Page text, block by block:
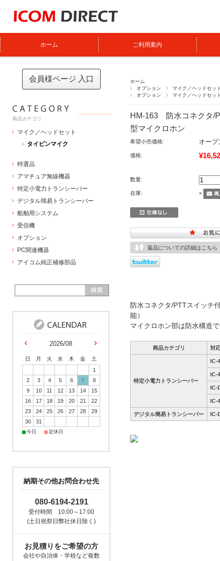
ホーム ご利用案内
ホーム
オプション
マイク／ヘッドセッ
オプション
マイク／ヘッドセッ
HM-163 防水コネクタ/
型マイクロホン
希望小売価格: オープ
価格:
数量:
在庫: ×
返品についての詳細はこちら
防水コネクタ/PTTスイッチ
能）
マイクロホン部は防水構造
商品カテゴリ 対
特定小電力トランシーバー
IC-
IC-
IC-
IC-
デジタル簡易トランシーバー IC-
会員様ページ 入口
商品カテゴリ
マイク／ヘッドセット
タイピンマイク
特選品
アマチュア無線機器
特定小電力トランシーバー
デジタル簡易トランシーバー
船舶用システム
受信機
オプション
PC関連機器
アイコム純正補修部品
2026/08
日 月 火 水 木 金
土
1
2
3 4 5 6 7
8
9
10 11 12 13 14
15
16
17 18 19 20 21
22
23
24 25 26 27 28
29
30
31
■今日 ■定休日
納期その他お問合わせ先
080-6194-2191
受付時間 10:00～17:00
(土日祝祭日弊社休日除く)
お見積りをご希望の方
会社や自治体・学校など複数